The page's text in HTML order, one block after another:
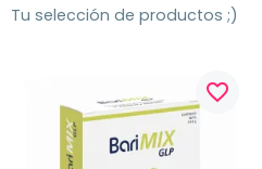
Tu selección de productos ;)
favorite_border